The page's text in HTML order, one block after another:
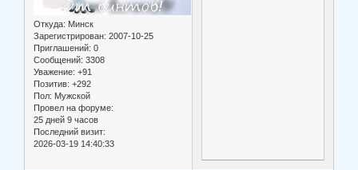
Откуда: Минск
Зарегистрирован: 2007-10-25
Приглашений: 0
Сообщений: 3308
Уважение: +91
Позитив: +292
Пол: Мужской
Провел на форуме:
25 дней 9 часов
Последний визит:
2026-03-19 14:40:33